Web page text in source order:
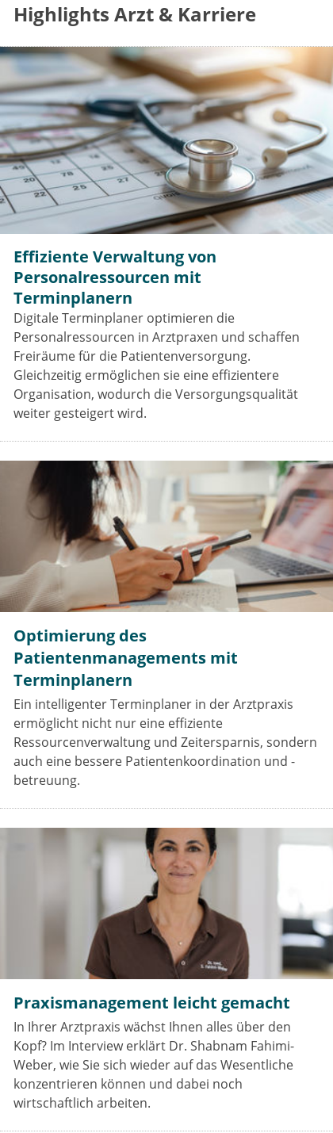
Highlights Arzt & Karriere
Effiziente Verwaltung von
Personalressourcen mit
Terminplanern
Digitale Terminplaner optimieren die
Personalressourcen in Arztpraxen und schaffen
Freiräume für die Patientenversorgung.
Gleichzeitig ermöglichen sie eine effizientere
Organisation, wodurch die Versorgungsqualität
weiter gesteigert wird.
Optimierung des
Patientenmanagements mit
Terminplanern
Ein intelligenter Terminplaner in der Arztpraxis
ermöglicht nicht nur eine effiziente
Ressourcenverwaltung und Zeitersparnis, sondern
auch eine bessere Patientenkoordination und -
betreuung.
Praxismanagement leicht gemacht
In Ihrer Arztpraxis wächst Ihnen alles über den
Kopf? Im Interview erklärt Dr. Shabnam Fahimi-
Weber, wie Sie sich wieder auf das Wesentliche
konzentrieren können und dabei noch
wirtschaftlich arbeiten.